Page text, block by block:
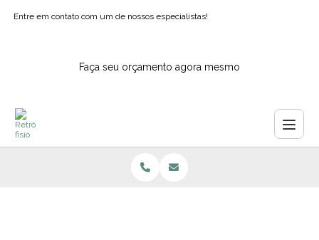
Entre em contato com um de nossos especialistas!
Faça seu orçamento agora mesmo